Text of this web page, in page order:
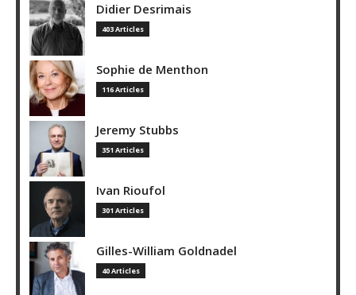
Didier Desrimais
403 Articles
Sophie de Menthon
116 Articles
Jeremy Stubbs
351 Articles
Ivan Rioufol
301 Articles
Gilles-William Goldnadel
40 Articles